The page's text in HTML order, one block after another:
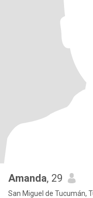
Amanda, 29
San Miguel de Tucumán,